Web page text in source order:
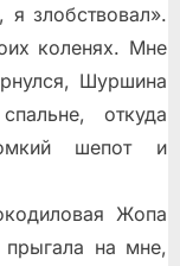
злобствовал».
коленях. Мне
Шуршина
откуда
шепот и
Жопа
прыгала на мне,